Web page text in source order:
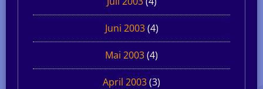
Juni 2003(4)
Mai 2003(4)
April 2003(3)